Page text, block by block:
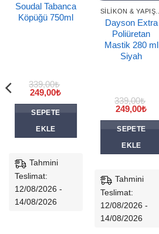
Soudal Tabanca
Köpüğü 750ml
339,00₺
Orijinal
fiyat:
339,00₺.
249,00₺Şu
SEPETE
EKLE
Tahmini
Teslimat:
12/08/2026 -
14/08/2026
Dayson Extra
Poliüretan
Mastik 280 ml
Siyah
339,00₺
Orijinal
fiyat:
339,00₺.
249,00₺Şu
SEPETE
EKLE
Tahmini
Teslimat:
12/08/2026 -
14/08/2026